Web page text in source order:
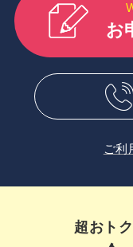
お
ご利
超おト